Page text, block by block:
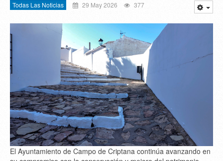
Todas Las Noticias 29 May 2026 377
El Ayuntamiento de Campo de Criptana continúa avanzando en